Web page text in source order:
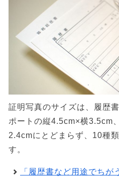
証明写真のサイズは、履歴
ポートの縦4.5cm×横3.5cm
2.4cmにとどまらず、10種
す。
「履歴書など用途でち